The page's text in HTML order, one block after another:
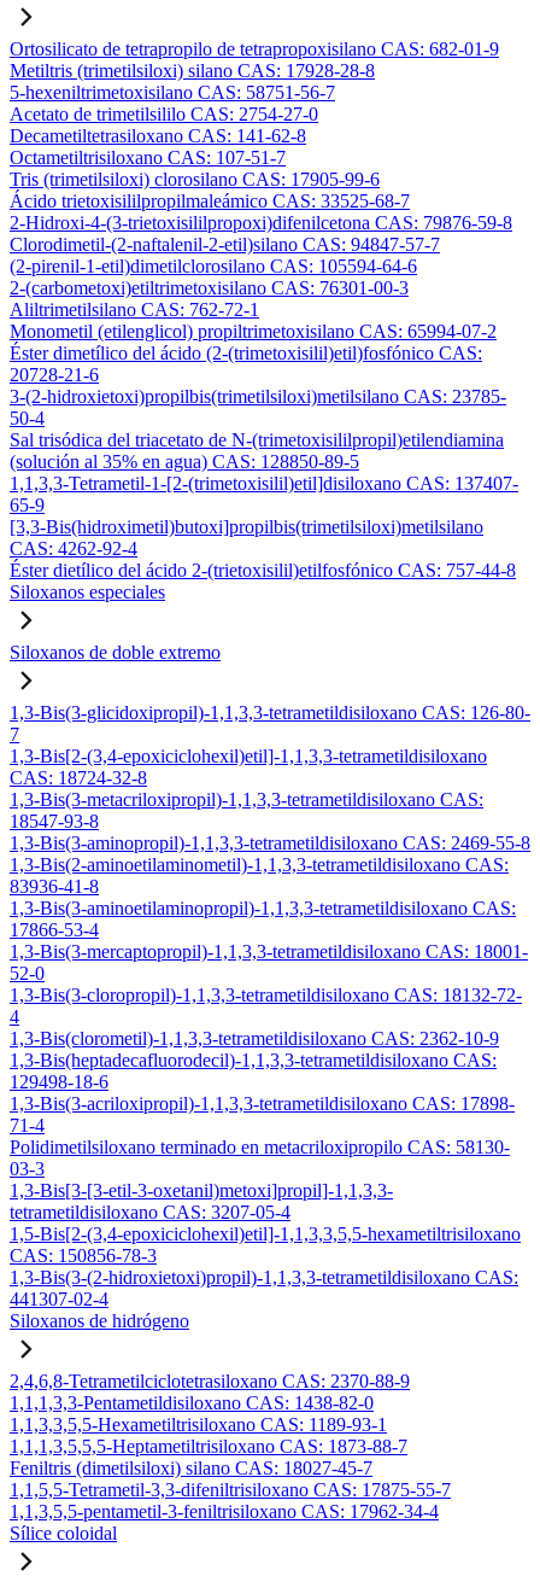
Ortosilicato de tetrapropilo de tetrapropoxisilano CAS: 682-01-9
Metiltris (trimetilsiloxi) silano CAS: 17928-28-8
5-hexeniltrimetoxisilano CAS: 58751-56-7
Acetato de trimetilsililo CAS: 2754-27-0
Decametiltetrasiloxano CAS: 141-62-8
Octametiltrisiloxano CAS: 107-51-7
Tris (trimetilsiloxi) clorosilano CAS: 17905-99-6
Ácido trietoxisililpropilmaleámico CAS: 33525-68-7
2-Hidroxi-4-(3-trietoxisililpropoxi)difenilcetona CAS: 79876-59-8
Clorodimetil-(2-naftalenil-2-etil)silano CAS: 94847-57-7
(2-pirenil-1-etil)dimetilclorosilano CAS: 105594-64-6
2-(carbometoxi)etiltrimetoxisilano CAS: 76301-00-3
Aliltrimetilsilano CAS: 762-72-1
Monometil (etilenglicol) propiltrimetoxisilano CAS: 65994-07-2
Éster dimetílico del ácido (2-(trimetoxisilil)etil)fosfónico CAS:
20728-21-6
3-(2-hidroxietoxi)propilbis(trimetilsiloxi)metilsilano CAS: 23785-
50-4
Sal trisódica del triacetato de N-(trimetoxisililpropil)etilendiamina
(solución al 35% en agua) CAS: 128850-89-5
1,1,3,3-Tetrametil-1-[2-(trimetoxisilil)etil]disiloxano CAS: 137407-
65-9
[3,3-Bis(hidroximetil)butoxi]propilbis(trimetilsiloxi)metilsilano
CAS: 4262-92-4
Éster dietílico del ácido 2-(trietoxisilil)etilfosfónico CAS: 757-44-8
Siloxanos especiales
Siloxanos de doble extremo
1,3-Bis(3-glicidoxipropil)-1,1,3,3-tetrametildisiloxano CAS: 126-80-
7
1,3-Bis[2-(3,4-epoxiciclohexil)etil]-1,1,3,3-tetrametildisiloxano
CAS: 18724-32-8
1,3-Bis(3-metacriloxipropil)-1,1,3,3-tetrametildisiloxano CAS:
18547-93-8
1,3-Bis(3-aminopropil)-1,1,3,3-tetrametildisiloxano CAS: 2469-55-8
1,3-Bis(2-aminoetilaminometil)-1,1,3,3-tetrametildisiloxano CAS:
83936-41-8
1,3-Bis(3-aminoetilaminopropil)-1,1,3,3-tetrametildisiloxano CAS:
17866-53-4
1,3-Bis(3-mercaptopropil)-1,1,3,3-tetrametildisiloxano CAS: 18001-
52-0
1,3-Bis(3-cloropropil)-1,1,3,3-tetrametildisiloxano CAS: 18132-72-
4
1,3-Bis(clorometil)-1,1,3,3-tetrametildisiloxano CAS: 2362-10-9
1,3-Bis(heptadecafluorodecil)-1,1,3,3-tetrametildisiloxano CAS:
129498-18-6
1,3-Bis(3-acriloxipropil)-1,1,3,3-tetrametildisiloxano CAS: 17898-
71-4
Polidimetilsiloxano terminado en metacriloxipropilo CAS: 58130-
03-3
1,3-Bis[3-[3-etil-3-oxetanil)metoxi]propil]-1,1,3,3-
tetrametildisiloxano CAS: 3207-05-4
1,5-Bis[2-(3,4-epoxiciclohexil)etil]-1,1,3,3,5,5-hexametiltrisiloxano
CAS: 150856-78-3
1,3-Bis(3-(2-hidroxietoxi)propil)-1,1,3,3-tetrametildisiloxano CAS:
441307-02-4
Siloxanos de hidrógeno
2,4,6,8-Tetrametilciclotetrasiloxano CAS: 2370-88-9
1,1,1,3,3-Pentametildisiloxano CAS: 1438-82-0
1,1,3,3,5,5-Hexametiltrisiloxano CAS: 1189-93-1
1,1,1,3,5,5,5-Heptametiltrisiloxano CAS: 1873-88-7
Feniltris (dimetilsiloxi) silano CAS: 18027-45-7
1,1,5,5-Tetrametil-3,3-difeniltrisiloxano CAS: 17875-55-7
1,1,3,5,5-pentametil-3-feniltrisiloxano CAS: 17962-34-4
Sílice coloidal